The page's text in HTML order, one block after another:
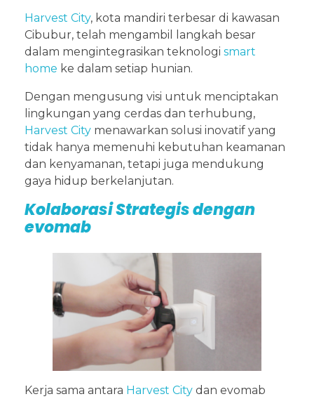
Harvest City, kota mandiri terbesar di kawasan
Cibubur, telah mengambil langkah besar
dalam mengintegrasikan teknologi smart
home ke dalam setiap hunian.
Dengan mengusung visi untuk menciptakan
lingkungan yang cerdas dan terhubung,
Harvest City menawarkan solusi inovatif yang
tidak hanya memenuhi kebutuhan keamanan
dan kenyamanan, tetapi juga mendukung
gaya hidup berkelanjutan.
Kolaborasi Strategis dengan
evomab
Kerja sama antara Harvest City dan evomab